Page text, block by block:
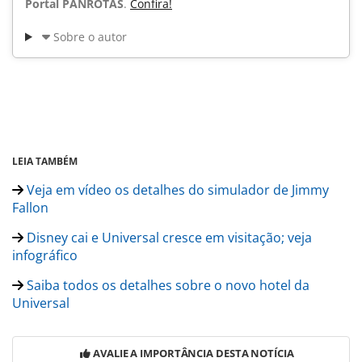
Portal PANROTAS. Confira!
Sobre o autor
LEIA TAMBÉM
Veja em vídeo os detalhes do simulador de Jimmy
Fallon
Disney cai e Universal cresce em visitação; veja
infográfico
Saiba todos os detalhes sobre o novo hotel da
Universal
AVALIE A IMPORTÂNCIA DESTA NOTÍCIA